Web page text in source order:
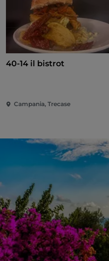
40-14 il bistrot
Campania, Trecase